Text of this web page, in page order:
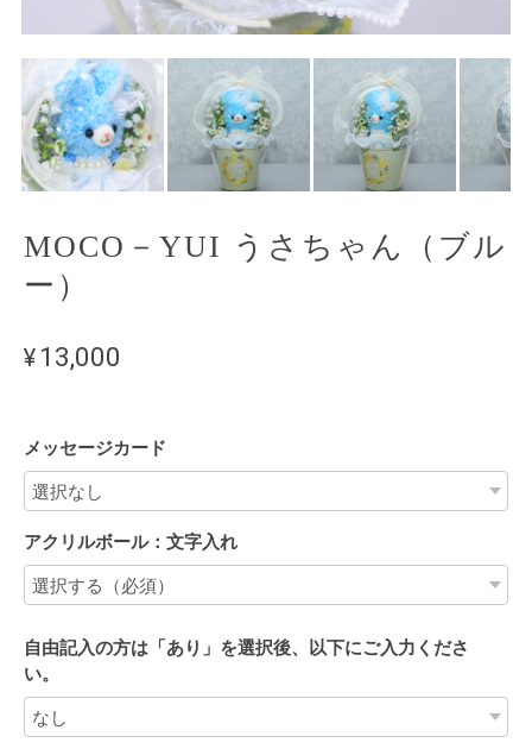
MOCO－YUI うさちゃん（ブル
ー）
¥13,000
メッセージカード
アクリルボール：文字入れ
自由記入の方は「あり」を選択後、以下にご入力くださ
い。